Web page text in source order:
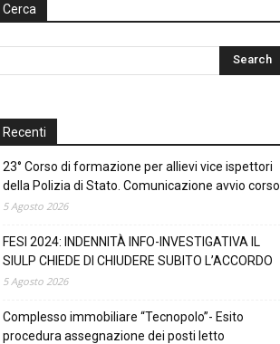
Cerca
Recenti
23° Corso di formazione per allievi vice ispettori
della Polizia di Stato. Comunicazione avvio corso
5 Agosto 2026
FESI 2024: INDENNITÀ INFO-INVESTIGATIVA IL
SIULP CHIEDE DI CHIUDERE SUBITO L’ACCORDO
5 Agosto 2026
Complesso immobiliare “Tecnopolo”- Esito
procedura assegnazione dei posti letto